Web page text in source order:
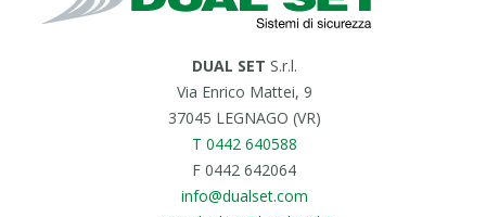
DUAL SET S.r.l.
Via Enrico Mattei, 9
37045 LEGNAGO (VR)
T 0442 640588
F 0442 642064
info@dualset.com